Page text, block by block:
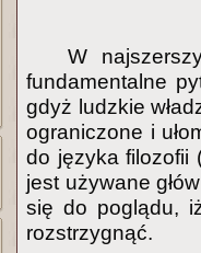
W
fundamentalne
gdyż ludzkie
ograniczone i
do języka filozofii
jest używane
się do poglądu,
rozstrzygnąć.